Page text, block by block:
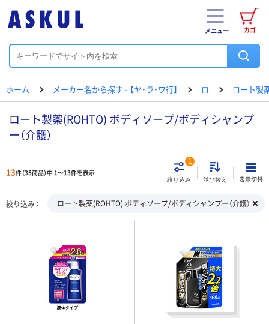
カゴ
メニュー
ホーム メーカー名から探す - 【ヤ・ラ・ワ行】 ロ ロート製
ロート製薬(ROHTO) ボディソープ/ボディシャンプ
ー（介護）
13件（35商品）中 1～13件を表示
絞り込み
1
並び替え 表示切替
絞り込み ロート製薬(ROHTO) ボディソープ/ボディシャンプー（介護）